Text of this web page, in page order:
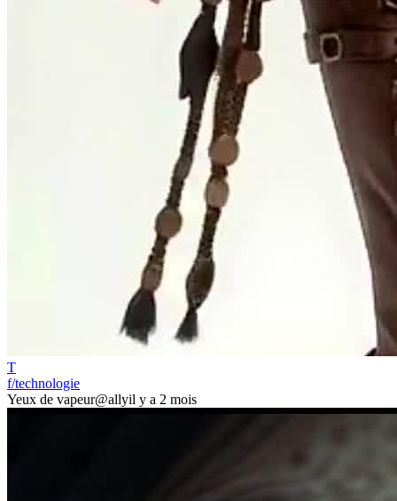
T
f/technologie
Yeux de vapeur@allyil y a 2 mois